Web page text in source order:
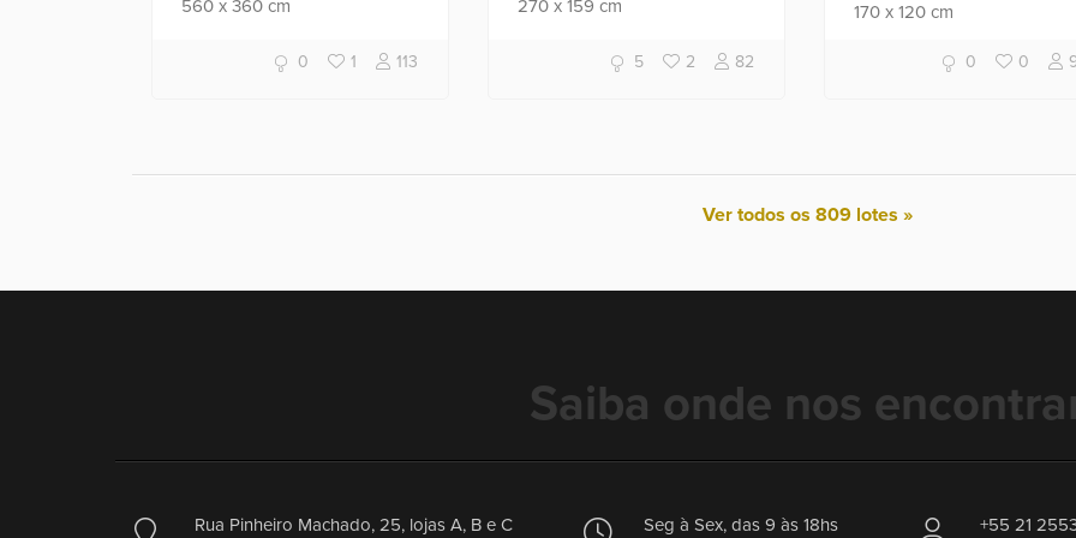
560x 360cm
0 1 113
270x 159cm
5 2 82
170 x120 cm
0 0
Ver todos os 809 lotes »
Saiba onde nos
Rua Pinheiro Machado, 25, lojas A, B e C Seg à Sex, das 9 às 18hs +55 21